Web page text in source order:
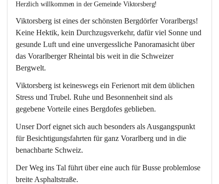
Herzlich willkommen in der Gemeinde Viktorsberg!
Viktorsberg ist eines der schönsten Bergdörfer Vorarlbergs!
Keine Hektik, kein Durchzugsverkehr, dafür viel Sonne und
gesunde Luft und eine unvergessliche Panoramasicht über
das Vorarlberger Rheintal bis weit in die Schweizer
Bergwelt.
Viktorsberg ist keineswegs ein Ferienort mit dem üblichen
Stress und Trubel. Ruhe und Besonnenheit sind als
gegebene Vorteile eines Bergdofes geblieben.
Unser Dorf eignet sich auch besonders als Ausgangspunkt
für Besichtigungsfahrten für ganz Vorarlberg und in die
benachbarte Schweiz.
Der Weg ins Tal führt über eine auch für Busse problemlose
breite Asphaltstraße.